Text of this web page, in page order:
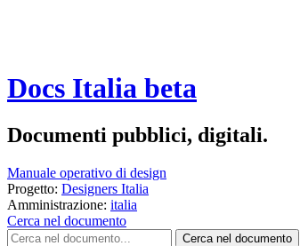
Docs Italia beta
Documenti pubblici, digitali.
Manuale operativo di design
Progetto: Designers Italia
Amministrazione: italia
Cerca nel documento
Cerca nel documento